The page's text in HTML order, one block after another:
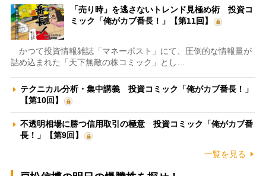
「売り時」を逃さないトレンド見極め術 投資コ
ミック「俺がカブ番長！」【第11回】
かつて投資情報雑誌「マネーポスト」にて、圧倒的な情報量が
詰め込まれた「天下無敵の株コミック」とし…
テクニカル分析・集中講義 投資コミック「俺がカブ番長！」
【第10回】
不透明相場に勝つ信用取引の極意 投資コミック「俺がカブ番
長！」【第9回】
一覧を見る